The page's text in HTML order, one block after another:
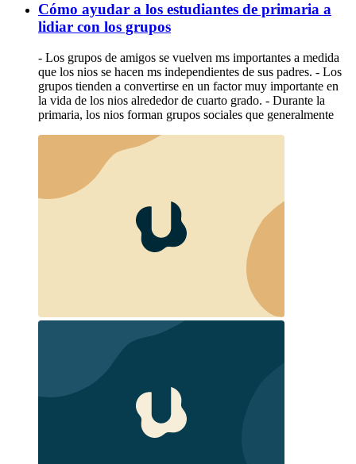
Cómo ayudar a los estudiantes de primaria a
lidiar con los grupos
- Los grupos de amigos se vuelven ms importantes a medida
que los nios se hacen ms independientes de sus padres. - Los
grupos tienden a convertirse en un factor muy importante en
la vida de los nios alrededor de cuarto grado. - Durante la
primaria, los nios forman grupos sociales que generalmente